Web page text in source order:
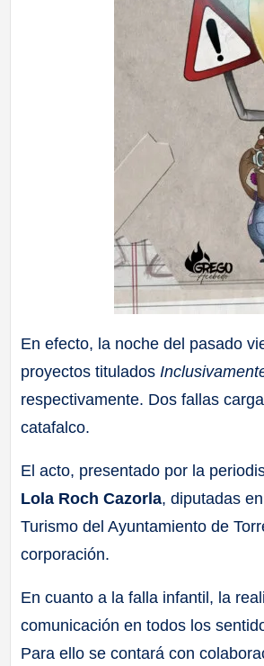
En efecto, la noche del pasado
proyectos titulados
respectivamente. Dos fallas
catafalco.
El acto, presentado por la
Lola Roch Cazorla, diputadas
Turismo del Ayuntamiento de
corporación.
En cuanto a la falla infantil, la
comunicación en todos los
Para ello se contará con